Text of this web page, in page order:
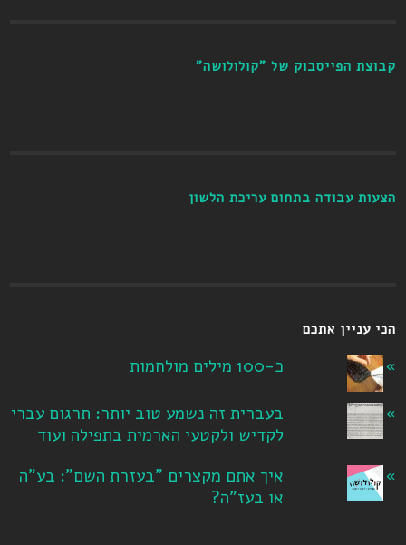
קבוצת הפייסבוק של "קולולושה"
הצעות עבודה בתחום עריכת הלשון
הכי עניין אתכם
כ-100 מילים מולחמות
בעברית זה נשמע טוב יותר: תרגום עברי
לקדיש ולקטעי הארמית בתפילה ועוד
איך אתם מקצרים "בעזרת השם": בע"ה
או בעז"ה?